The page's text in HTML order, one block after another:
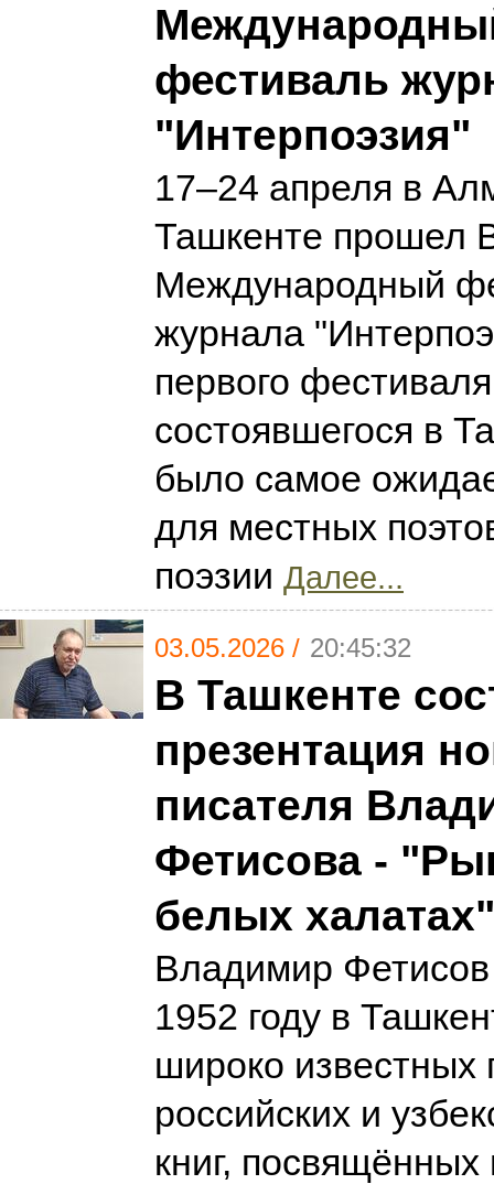
фестиваль
"Интерпоэзия"
17–24 апреля в
Ташкенте прошел
Международный
журнала
первого
состоявшегося в
было самое
для местных
поэзии Далее...
03.05.2026 / 20:45:32
В Ташкенте
презентация
писателя
Фетисова -
белых халатах"
Владимир
1952 году в
широко известных
российских и
книг, посвящённых